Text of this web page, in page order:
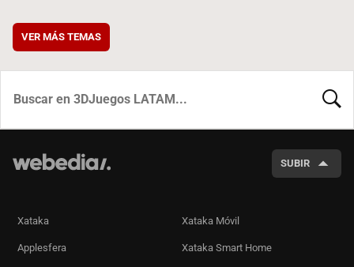
VER MÁS TEMAS
SUBIR
Xataka Xataka Móvil
Applesfera Xataka Smart Home